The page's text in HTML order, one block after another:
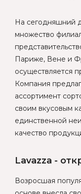
На сегодняшний
множество
Париже, Вене и
осуществляется
Компания
ассортимент
своим вкусовым
единственной
качество
Lavazza -
Возросшая